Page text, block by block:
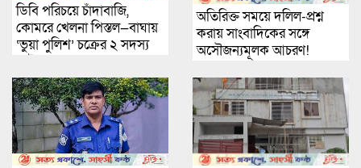
ডিবি পরিচয়ে চাঁদাবাজি,
কোমরে খেলনা পিস্তল—বাঘায়
‘ভুয়া পুলিশ’ চক্রের ২ সদস্য
অতিরিক্ত সময়ে দলিল-প্রশ্ন
করায় সাংবাদিকের সঙ্গে
অসৌজন্যমূলক আচরণ!